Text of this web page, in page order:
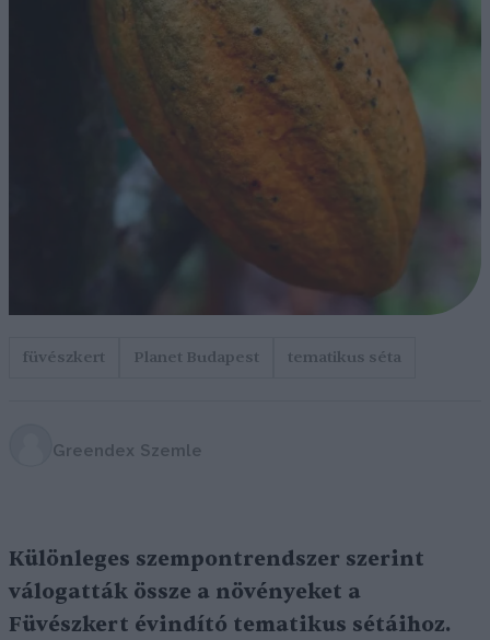
füvészkert Planet Budapest tematikus séta
Greendex Szemle
Különleges szempontrendszer szerint
válogatták össze a növényeket a
Füvészkert évindító tematikus sétáihoz.